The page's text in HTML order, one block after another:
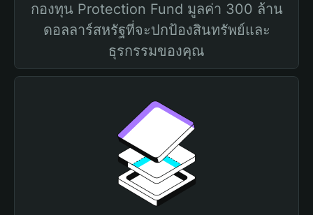
กองทุน Protection Fund มูลค่า 300 ล้าน
ดอลลาร์สหรัฐที่จะปกป้องสินทรัพย์และ
ธุรกรรมของคุณ